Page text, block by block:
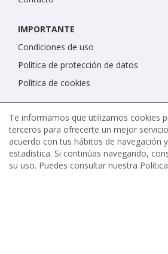
IMPORTANTE
Condiciones de uso
Política de protección de datos
Política de cookies
Te informamos que utilizamos cookies
terceros para ofrecerte un mejor
acuerdo con tus hábitos de navegación
estadística. Si continúas navegando,
su uso. Puedes consultar nuestra